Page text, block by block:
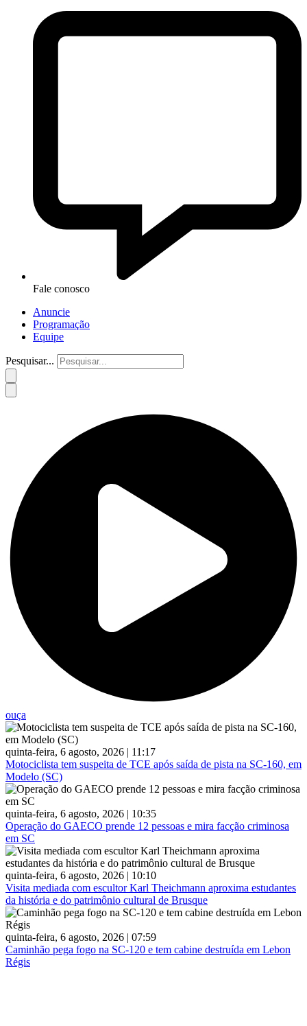
Fale conosco
Anuncie
Programação
Equipe
Pesquisar...
ouça
quinta-feira, 6 agosto, 2026 | 11:17
Motociclista tem suspeita de TCE após saída de pista na SC-160, em
Modelo (SC)
quinta-feira, 6 agosto, 2026 | 10:35
Operação do GAECO prende 12 pessoas e mira facção criminosa
em SC
quinta-feira, 6 agosto, 2026 | 10:10
Visita mediada com escultor Karl Theichmann aproxima estudantes
da história e do patrimônio cultural de Brusque
quinta-feira, 6 agosto, 2026 | 07:59
Caminhão pega fogo na SC-120 e tem cabine destruída em Lebon
Régis